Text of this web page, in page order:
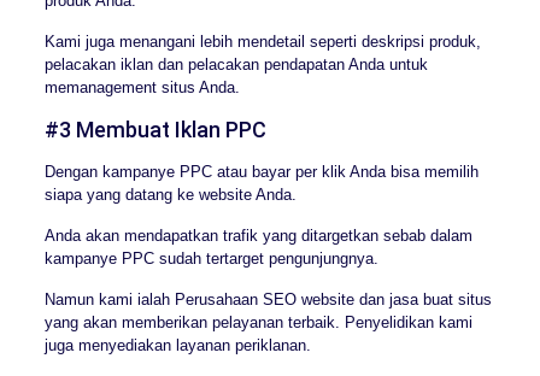
Kami juga menangani lebih mendetail seperti deskripsi produk,
pelacakan iklan dan pelacakan pendapatan Anda untuk
memanagement situs Anda.
#3 Membuat Iklan PPC
Dengan kampanye PPC atau bayar per klik Anda bisa memilih
siapa yang datang ke website Anda.
Anda akan mendapatkan trafik yang ditargetkan sebab dalam
kampanye PPC sudah tertarget pengunjungnya.
Namun kami ialah Perusahaan SEO website dan jasa buat situs
yang akan memberikan pelayanan terbaik. Penyelidikan kami
juga menyediakan layanan periklanan.